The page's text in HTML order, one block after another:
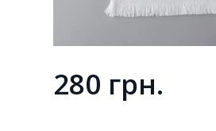
280 грн.